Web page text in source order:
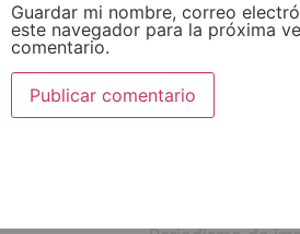
Guardar mi nombre, correo
este navegador para la próxima
comentario.